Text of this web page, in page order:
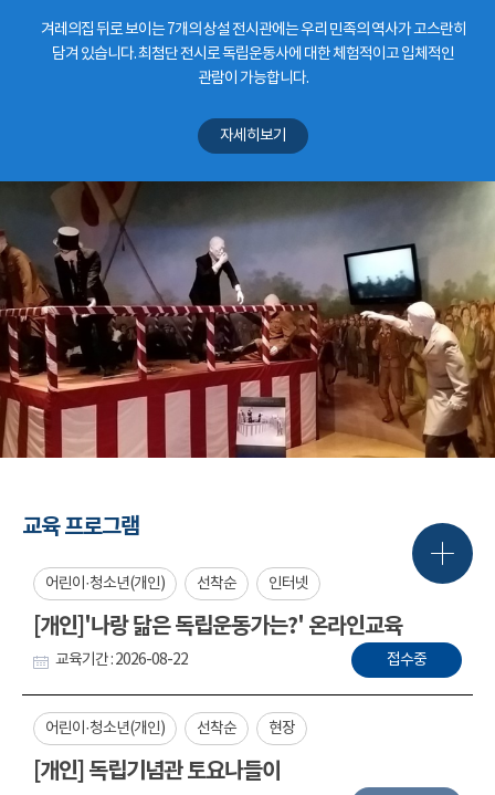
겨레의집 뒤로 보이는 7개의 상설 전시관에는 우리 민족의 역사가 고스란히
담겨 있습니다. 최첨단 전시로 독립운동사에 대한 체험적이고 입체적인
관람이 가능합니다.
자세히보기
교육 프로그램
어린이·청소년(개인) 선착순 인터넷
[개인]'나랑 닮은 독립운동가는?' 온라인교육
교육기간 : 2026-08-22 접수중
어린이·청소년(개인) 선착순 현장
[개인] 독립기념관 토요나들이